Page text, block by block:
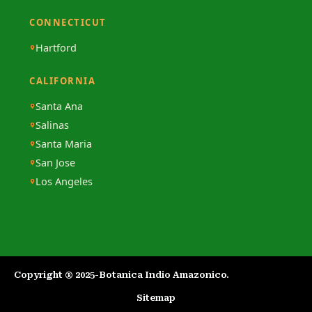
CONNECTICUT
Hartford
CALIFORNIA
Santa Ana
Salinas
Santa Maria
San Jose
Los Angeles
Copyright ® 2025-Botanica Indio Amazonico.​
Sitemap